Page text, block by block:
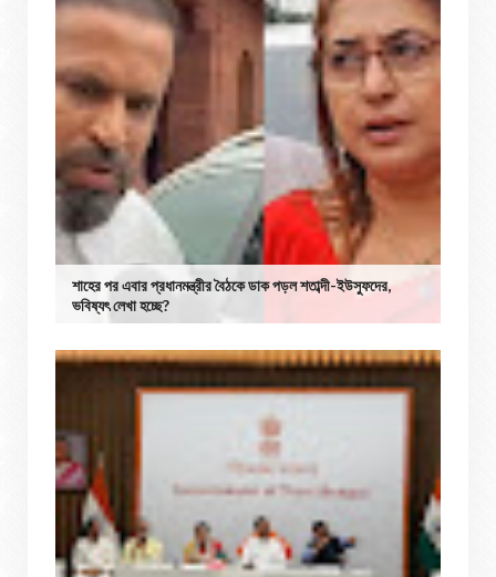
শাহের পর এবার প্রধানমন্ত্রীর বৈঠকে ডাক পড়ল শতাব্দী-ইউসুফদের,
ভবিষ্যৎ লেখা হচ্ছে?